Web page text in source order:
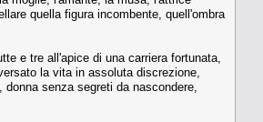
quella figura incombente, quell'ombra
e tre all'apice di una carriera fortunata,
la vita in assoluta discrezione,
senza segreti da nascondere,